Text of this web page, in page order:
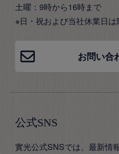
土曜：9時から16時まで
※日・祝および当社休業日は
お問い合
公式SNS
實光公式SNSでは、最新情